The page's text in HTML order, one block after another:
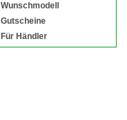
Wunschmodell
Gutscheine
Für Händler